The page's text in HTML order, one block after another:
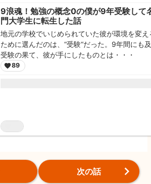
9浪魂！勉強の概念0の僕が9年受験して
門大学生に転生した話
地元の学校でいじめられていた彼が環境を変え
ために選んだのは、“受験“だった。9年間にも
受験の果て、彼が手にしたものとは・・・
89
次の話